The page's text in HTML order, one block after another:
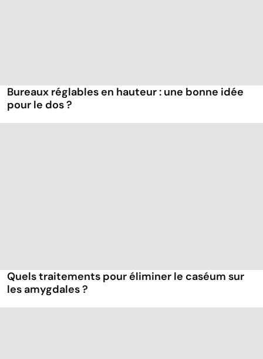
Bureaux réglables en hauteur : une bonne idée
pour le dos ?
Quels traitements pour éliminer le caséum sur
les amygdales ?